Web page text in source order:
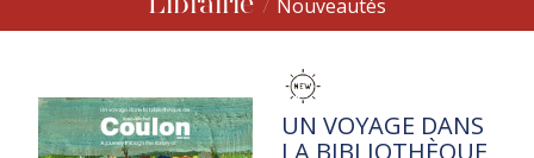
Nouveautés
TITRE
UN VOYAGE DANS
LA BIBLIOTHÈQUE